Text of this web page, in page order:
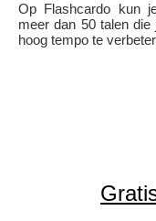
Op Flashcardo kun
meer dan 50 talen
hoog tempo te